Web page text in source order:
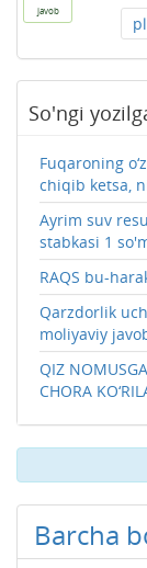
javob
So'ngi
Fuqaroning
chiqib ketsa,
Ayrim suv
stabkasi 1
RAQS bu-
Qarzdorlik
moliyaviy
QIZ
CHORA
Barcha